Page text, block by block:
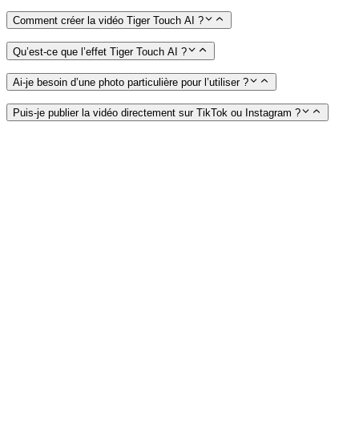
Comment créer la vidéo Tiger Touch AI ?
Qu’est-ce que l’effet Tiger Touch AI ?
Ai-je besoin d’une photo particulière pour l’utiliser ?
Puis-je publier la vidéo directement sur TikTok ou Instagram ?